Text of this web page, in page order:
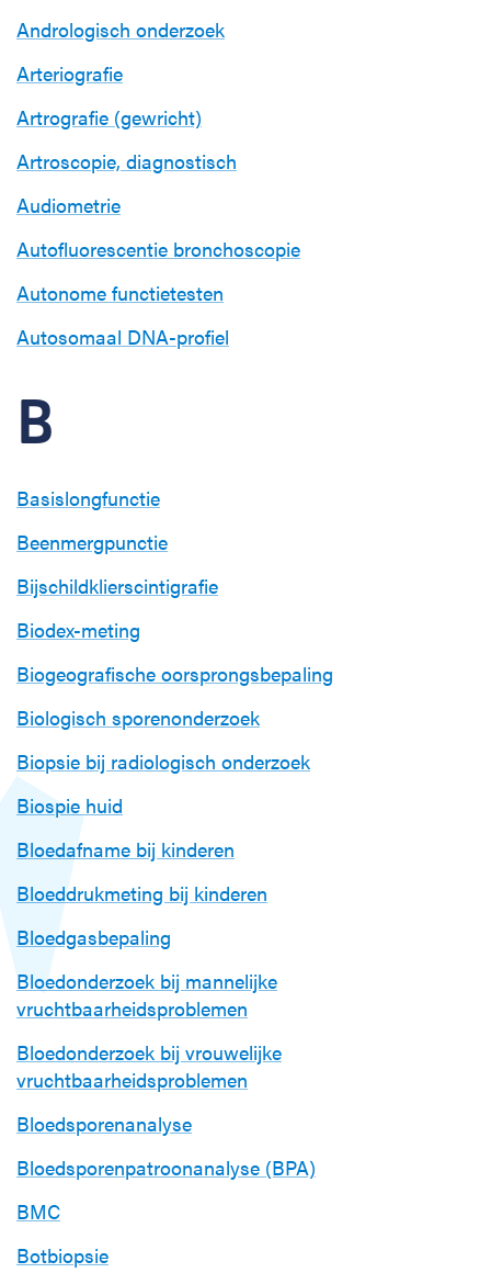
Andrologisch onderzoek
Arteriografie
Artrografie (gewricht)
Artroscopie, diagnostisch
Audiometrie
Autofluorescentie bronchoscopie
Autonome functietesten
Autosomaal DNA-profiel
B
Basislongfunctie
Beenmergpunctie
Bijschildklierscintigrafie
Biodex-meting
Biogeografische oorsprongsbepaling
Biologisch sporenonderzoek
Biopsie bij radiologisch onderzoek
Biospie huid
Bloedafname bij kinderen
Bloeddrukmeting bij kinderen
Bloedgasbepaling
Bloedonderzoek bij mannelijke
vruchtbaarheidsproblemen
Bloedonderzoek bij vrouwelijke
vruchtbaarheidsproblemen
Bloedsporenanalyse
Bloedsporenpatroonanalyse (BPA)
BMC
Botbiopsie